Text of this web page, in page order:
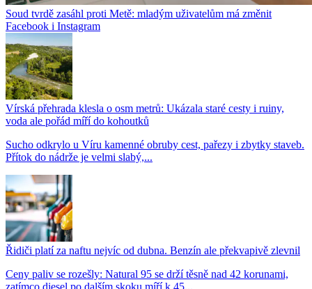
Soud tvrdě zasáhl proti Metě: mladým uživatelům má změnit
Facebook i Instagram
Vírská přehrada klesla o osm metrů: Ukázala staré cesty i ruiny,
voda ale pořád míří do kohoutků
Sucho odkrylo u Víru kamenné obruby cest, pařezy i zbytky staveb.
Přítok do nádrže je velmi slabý,...
Řidiči platí za naftu nejvíc od dubna. Benzín ale překvapivě zlevnil
Ceny paliv se rozešly: Natural 95 se drží těsně nad 42 korunami,
zatímco diesel po dalším skoku míří k 45...